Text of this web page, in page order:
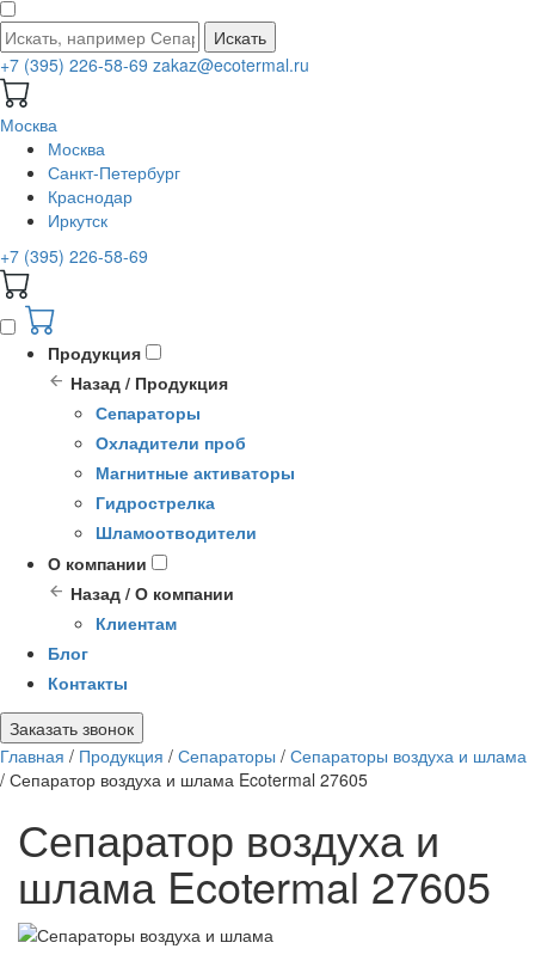
Искать
+7 (395) 226-58-69 zakaz@ecotermal.ru
Москва
Москва
Санкт-Петербург
Краснодар
Иркутск
+7 (395) 226-58-69
Продукция
Назад / Продукция
Сепараторы
Охладители проб
Магнитные активаторы
Гидрострелка
Шламоотводители
О компании
Назад / О компании
Клиентам
Блог
Контакты
Заказать звонок
Главная / Продукция / Сепараторы / Сепараторы воздуха и шлама
/ Сепаратор воздуха и шлама Ecotermal 27605
Сепаратор воздуха и
шлама Ecotermal 27605